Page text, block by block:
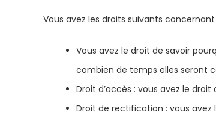
Vous avez les droits suivants
Vous avez le droit de savoir
combien de temps elles seront
Droit d’accès : vous avez le
Droit de rectification : vous